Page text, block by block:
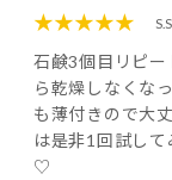
★★★★★
石鹸3個目リピ
ら乾燥しなくな
も薄付きので大
は是非1回試して
♡